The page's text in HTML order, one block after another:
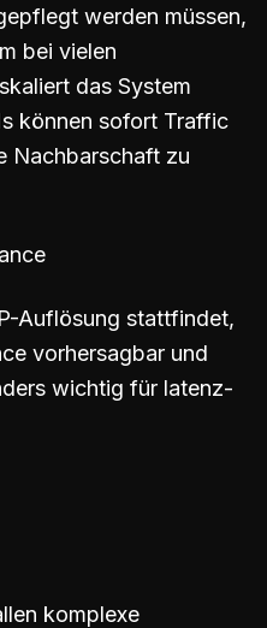
werden müssen,
bei vielen
das System
können sofort Traffic
Nachbarschaft zu
Auflösung stattfindet,
vorhersagbar und
wichtig für latenz-
komplexe